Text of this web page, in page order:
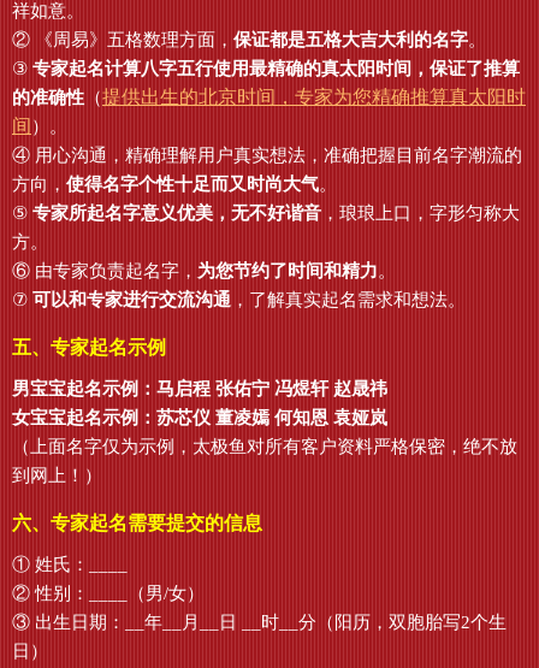
祥如意。
② 《周易》五格数理方面， 保证都是五格大吉大利的名字。
③ 专家起名计算八字五行使用最精确的真太阳时间，保证了推算
的准确性 （提供出生的北京时间，专家为您精确推算真太阳时
间 ）。
④ 用心沟通，精确理解用户真实想法，准确把握目前名字潮流的
方向， 使得名字个性十足而又时尚大气。
⑤ 专家所起名字意义优美，无不好谐音 ，琅琅上口，字形匀称大
方。
⑥ 由专家负责起名字， 为您节约了时间和精力。
⑦ 可以和专家进行交流沟通 ，了解真实起名需求和想法。
五、专家起名示例
男宝宝起名示例：马启程 张佑宁 冯煜轩 赵晟祎
女宝宝起名示例：苏芯仪 董凌嫣 何知恩 袁娅岚
（上面名字仅为示例，太极鱼对所有客户资料严格保密，绝不放
到网上！）
六、专家起名需要提交的信息
① 姓氏：____
② 性别：____（男/女）
③ 出生日期：__年__月__日 __时__分（阳历，双胞胎写2个生
日）